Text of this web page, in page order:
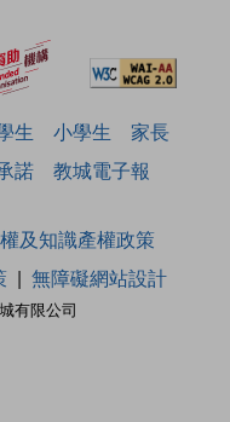
生 小學生
家長
諾 教城電子報
有限公司
及知識產權政策
無障礙網站設計